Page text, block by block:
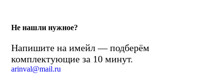
Не нашли нужное?
Напишите на имейл — подберём
комплектующие за 10 минут.
arinval@mail.ru